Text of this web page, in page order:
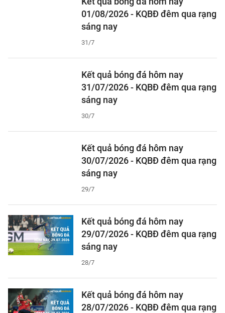
01/08/2026 - KQBĐ đêm qua rạng
sáng nay
31/7
Kết quả bóng đá hôm nay
31/07/2026 - KQBĐ đêm qua rạng
sáng nay
30/7
Kết quả bóng đá hôm nay
30/07/2026 - KQBĐ đêm qua rạng
sáng nay
29/7
Kết quả bóng đá hôm nay
29/07/2026 - KQBĐ đêm qua rạng
sáng nay
28/7
Kết quả bóng đá hôm nay
28/07/2026 - KQBĐ đêm qua rạng